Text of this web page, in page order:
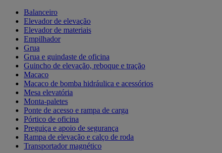
Balanceiro
Elevador de elevação
Elevador de materiais
Empilhador
Grua
Grua e guindaste de oficina
Guincho de elevação, reboque e tração
Macaco
Macaco de bomba hidráulica e acessórios
Mesa elevatória
Monta-paletes
Ponte de acesso e rampa de carga
Pórtico de oficina
Preguiça e apoio de segurança
Rampa de elevação e calço de roda
Transportador magnético